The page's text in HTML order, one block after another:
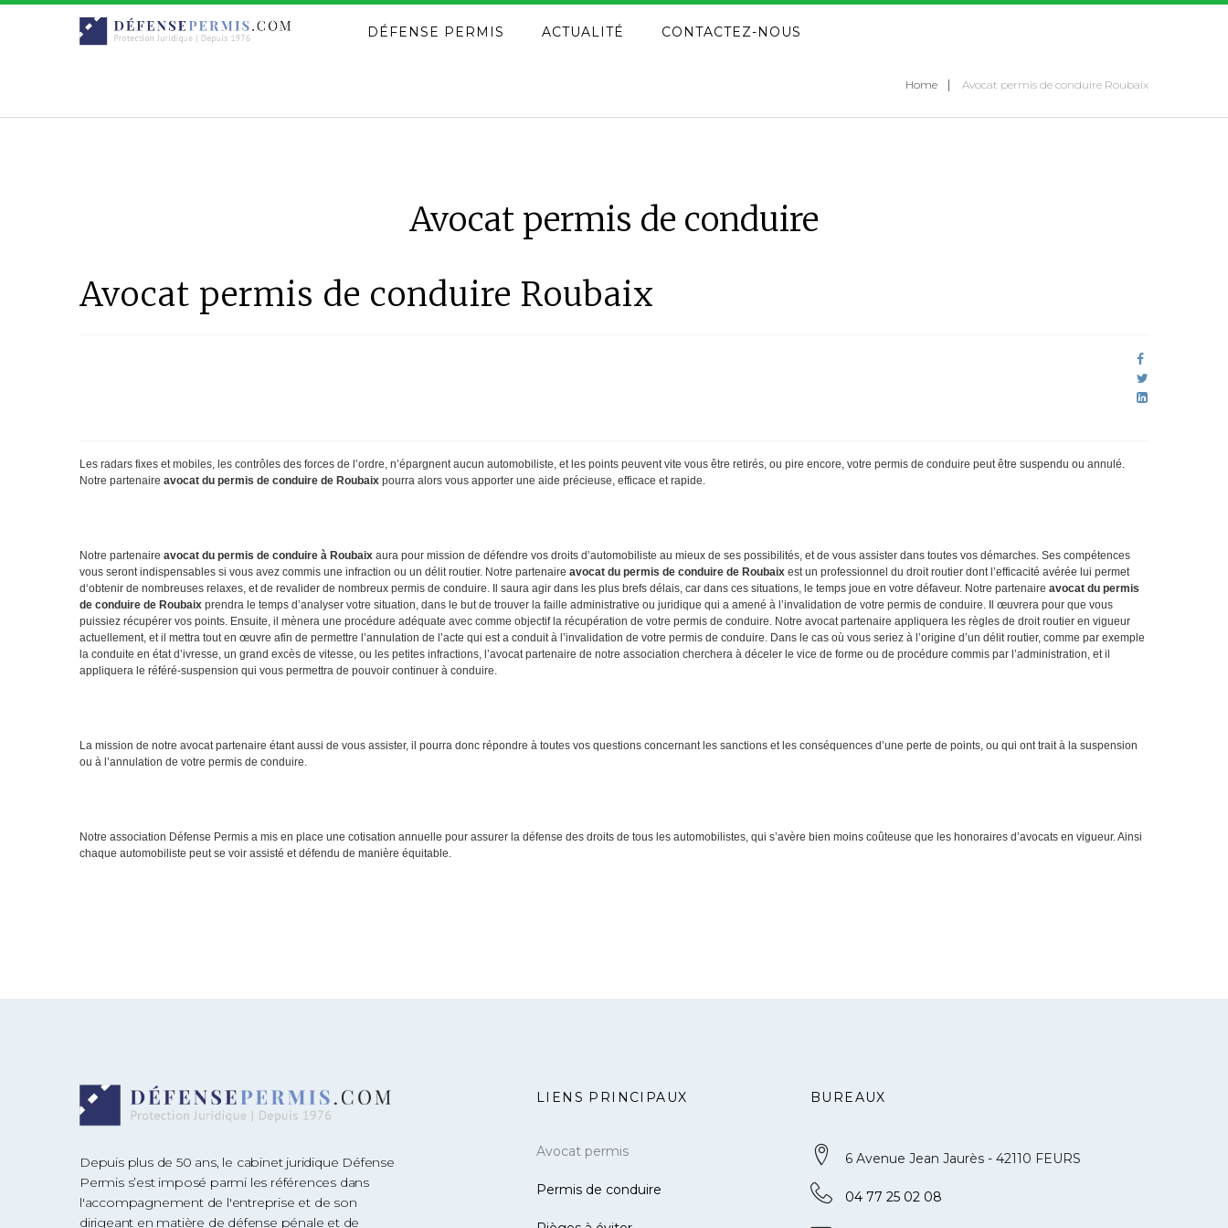
DÉFENSE PERMIS ACTUALITÉ CONTACTEZ-NOUS
Home Avocat permis de conduire Roubaix
Avocat permis de conduire
Avocat permis de conduire Roubaix
Les radars fixes et mobiles, les contrôles des forces de l’ordre, n’épargnent aucun automobiliste, et les points peuvent vite vous être retirés, ou pire encore, votre permis de conduire peut être suspendu ou annulé.
Notre partenaire avocat du permis de conduire de Roubaix pourra alors vous apporter une aide précieuse, efficace et rapide.
Notre partenaire avocat du permis de conduire à Roubaix aura pour mission de défendre vos droits d’automobiliste au mieux de ses possibilités, et de vous assister dans toutes vos démarches. Ses compétences
vous seront indispensables si vous avez commis une infraction ou un délit routier. Notre partenaire avocat du permis de conduire de Roubaix est un professionnel du droit routier dont l’efficacité avérée lui permet
d‘obtenir de nombreuses relaxes, et de revalider de nombreux permis de conduire. Il saura agir dans les plus brefs délais, car dans ces situations, le temps joue en votre défaveur. Notre partenaire avocat du permis
de conduire de Roubaix prendra le temps d’analyser votre situation, dans le but de trouver la faille administrative ou juridique qui a amené à l’invalidation de votre permis de conduire. Il œuvrera pour que vous
puissiez récupérer vos points. Ensuite, il mènera une procédure adéquate avec comme objectif la récupération de votre permis de conduire. Notre avocat partenaire appliquera les règles de droit routier en vigueur
actuellement, et il mettra tout en œuvre afin de permettre l’annulation de l’acte qui est a conduit à l’invalidation de votre permis de conduire. Dans le cas où vous seriez à l’origine d’un délit routier, comme par exemple
la conduite en état d’ivresse, un grand excès de vitesse, ou les petites infractions, l’avocat partenaire de notre association cherchera à déceler le vice de forme ou de procédure commis par l’administration, et il
appliquera le référé-suspension qui vous permettra de pouvoir continuer à conduire.
La mission de notre avocat partenaire étant aussi de vous assister, il pourra donc répondre à toutes vos questions concernant les sanctions et les conséquences d’une perte de points, ou qui ont trait à la suspension
ou à l’annulation de votre permis de conduire.
Notre association Défense Permis a mis en place une cotisation annuelle pour assurer la défense des droits de tous les automobilistes, qui s’avère bien moins coûteuse que les honoraires d’avocats en vigueur. Ainsi
chaque automobiliste peut se voir assisté et défendu de manière équitable.
Depuis plus de 50 ans, le cabinet juridique Défense
Permis s’est imposé parmi les références dans
l'accompagnement de l'entreprise et de son
dirigeant en matière de défense pénale et de
LIENS PRINCIPAUX
Avocat permis
Permis de conduire
BUREAUX
6 Avenue Jean Jaurès - 42110 FEURS
04 77 25 02 08